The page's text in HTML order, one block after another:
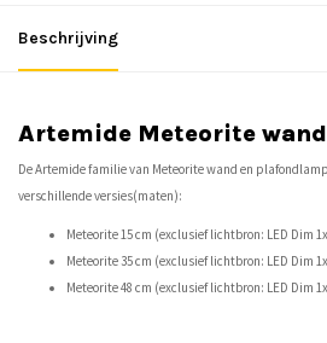
Beschrijving
Artemide Meteorite
De Artemide familie van Meteorite wand en
verschillende versies(maten):
Meteorite 15 cm (exclusief lichtbron: LED Dim
Meteorite 35 cm (exclusief lichtbron: LED Dim
Meteorite 48 cm (exclusief lichtbron: LED Dim